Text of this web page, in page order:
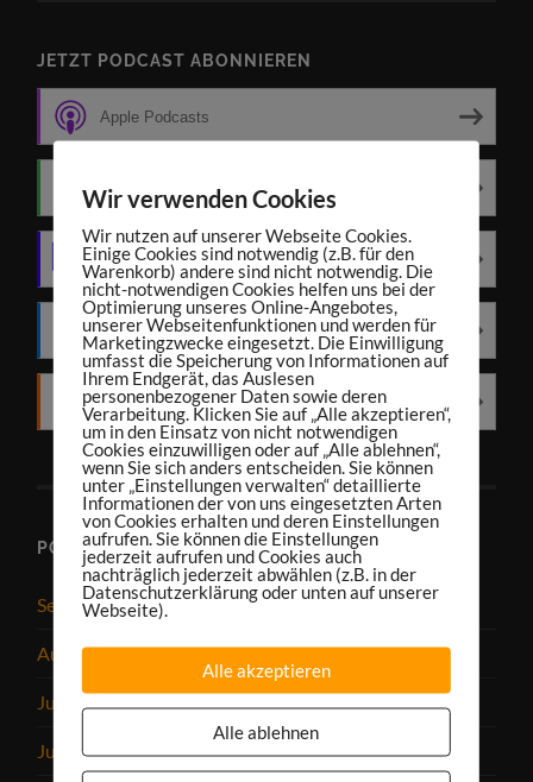
JETZT PODCAST ABONNIEREN
Apple Podcasts
Spotify
Amazon Music
Deezer
RSS
PODCAST-ARCHIV
September 2025
August 2025
Juli 2025
Juni 2025
Wir verwenden Cookies
Wir nutzen auf unserer Webseite Cookies.
Einige Cookies sind notwendig (z.B. für den
Warenkorb) andere sind nicht notwendig. Die
nicht-notwendigen Cookies helfen uns bei der
Optimierung unseres Online-Angebotes,
unserer Webseitenfunktionen und werden für
Marketingzwecke eingesetzt. Die Einwilligung
umfasst die Speicherung von Informationen auf
Ihrem Endgerät, das Auslesen
personenbezogener Daten sowie deren
Verarbeitung. Klicken Sie auf „Alle akzeptieren“,
um in den Einsatz von nicht notwendigen
Cookies einzuwilligen oder auf „Alle ablehnen“,
wenn Sie sich anders entscheiden. Sie können
unter „Einstellungen verwalten“ detaillierte
Informationen der von uns eingesetzten Arten
von Cookies erhalten und deren Einstellungen
aufrufen. Sie können die Einstellungen
jederzeit aufrufen und Cookies auch
nachträglich jederzeit abwählen (z.B. in der
Datenschutzerklärung oder unten auf unserer
Webseite).
Alle akzeptieren
Alle ablehnen